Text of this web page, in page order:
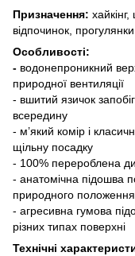
Призначення:
відпочинок,
Особливості:
- водонепроникний
природної вентиляції
- вшитий язичок
всередину
- м’який комір і
щільну посадку
- 100% перероблена
- анатомічна підошва
природного положення
- агресивна гумова
різних типах поверхні
Технічні